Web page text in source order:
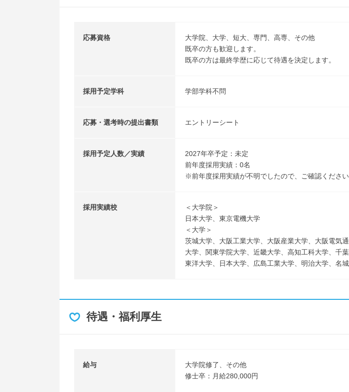
応募資格
大学院、大学、短大、専門、高専、その他
既卒の方も歓迎します。
既卒の方は最終学歴に応じて待遇を決定します。
採用予定学科 学部学科不問
応募・選考時の提出書類 エントリーシート
採用予定人数／実績
2027年卒予定：未定
前年度採用実績：0名
※前年度採用実績が不明でしたので、ご確認ください
採用実績校
＜大学院＞
日本大学、東京電機大学
＜大学＞
茨城大学、大阪工業大学、大阪産業大学、大阪電気
大学、関東学院大学、近畿大学、高知工科大学、千
東洋大学、日本大学、広島工業大学、明治大学、名
待遇・福利厚生
給与
大学院修了、その他
修士卒：月給280,000円